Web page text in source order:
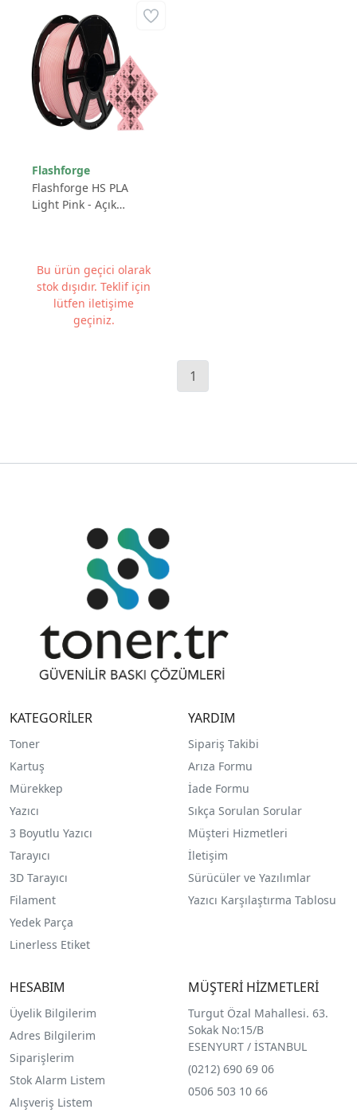
Flashforge
Flashforge HS PLA
Light Pink - Açık
Bu ürün geçici olarak
stok dışıdır. Teklif için
lütfen iletişime
geçiniz.
1
KATEGORİLER
Toner
Kartuş
Mürekkep
Yazıcı
3 Boyutlu Yazıcı
Tarayıcı
3D Tarayıcı
Filament
Yedek Parça
Linerless Etiket
YARDIM
Sipariş Takibi
Arıza Formu
İade Formu
Sıkça Sorulan Sorular
Müşteri Hizmetleri
İletişim
Sürücüler ve Yazılımlar
Yazıcı Karşılaştırma Tablosu
HESABIM
Üyelik Bilgilerim
Adres Bilgilerim
Siparişlerim
Stok Alarm Listem
Alışveriş Listem
MÜŞTERİ HİZMETLERİ
Turgut Özal Mahallesi. 63.
Sokak No:15/B
ESENYURT / İSTANBUL
(0212) 690 69 06
0506 503 10 66